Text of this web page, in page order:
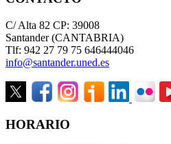
C/ Alta 82 CP: 39008
Santander (CANTABRIA)
Tlf: 942 27 79 75 646444046
info@santander.uned.es
HORARIO